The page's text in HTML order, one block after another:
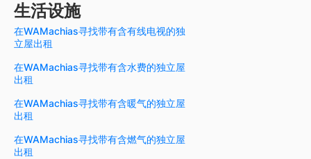
生活设施
在WAMachias寻找带有含有线电视的独
立屋出租
在WAMachias寻找带有含水费的独立屋
出租
在WAMachias寻找带有含暖气的独立屋
出租
在WAMachias寻找带有含燃气的独立屋
出租